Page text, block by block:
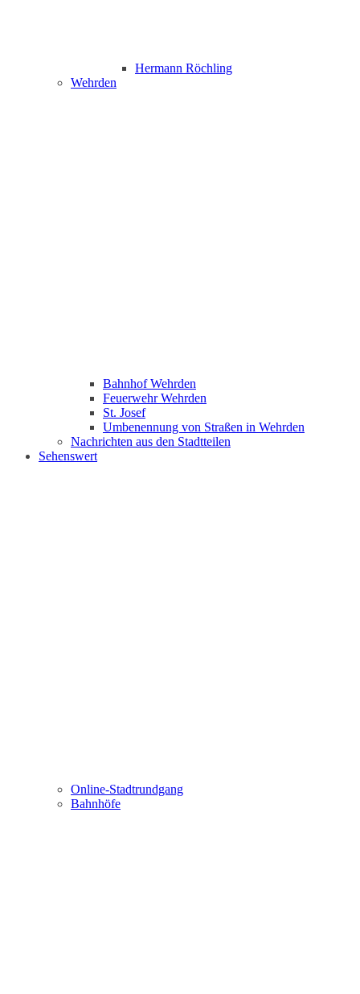
Hermann Röchling
Wehrden
Bahnhof Wehrden
Feuerwehr Wehrden
St. Josef
Umbenennung von Straßen in Wehrden
Nachrichten aus den Stadtteilen
Sehenswert
Online-Stadtrundgang
Bahnhöfe